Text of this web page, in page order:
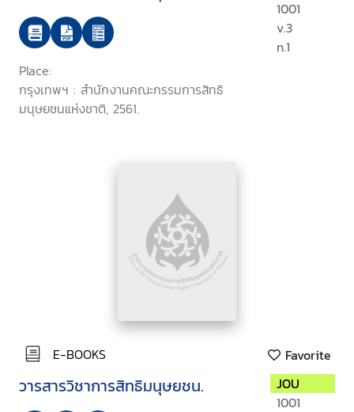
Place:
กรุงเทพฯ : สำนักงานคณะกรรมการสิทธิ
มนุษยชนแห่งชาติ, 2561.
1001
v.3
n.1
E-BOOKS Favorite
วารสารวิชาการสิทธิมนุษยชน.
JOU
1001